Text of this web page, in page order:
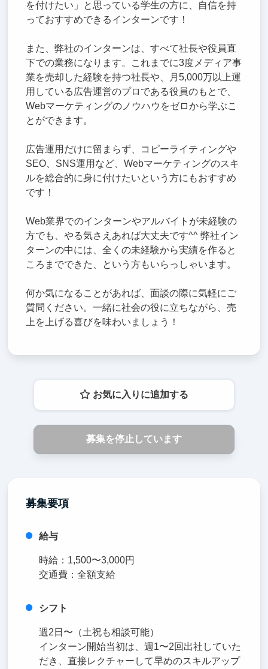
を付けたい」と思っている学生の方に、自信を持
っておすすめできるインターンです！
また、弊社のインターンは、すべて社長や役員直
下での業務になります。これまでに3度メディア事
業を売却した経験を持つ社長や、月5,000万以上運
用している広告運営のプロである役員のもとで、
Webマーケティングのノウハウをゼロから学ぶこ
とができます。
広告運用だけに留まらず、コピーライティングや
SEO、SNS運用など、Webマーケティングのスキ
ルを総合的に身に付けたいという方にもおすすめ
です！
Web業界でのインターンやアルバイトが未経験の
方でも、やる気さえあれば大丈夫です^^ 弊社イン
ターンの中には、全くの未経験から実績を作ると
ころまでできた、という方もいらっしゃいます。
何か気になることがあれば、面談の際に気軽にご
質問ください。一緒に社会の役に立ちながら、売
上を上げる喜びを味わいましょう！
お気に入りに追加する
募集を停止しています
募集要項
給与
時給：1,500〜3,000円
交通費：全額支給
シフト
週2日〜（土祝も相談可能）
インターン開始当初は、週1〜2回出社していた
だき、直接レクチャーして早めのスキルアップ